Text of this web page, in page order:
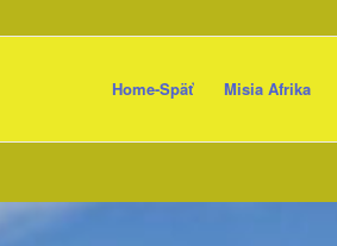
Home-Späť Misia Afrika